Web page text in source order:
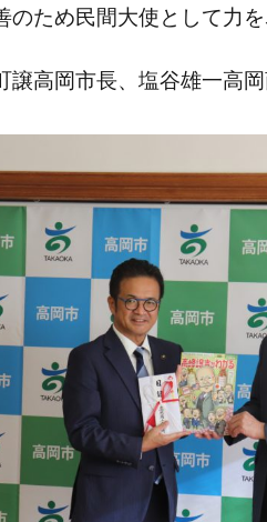
のため民間大使として力を
譲高岡市長、塩谷雄一高